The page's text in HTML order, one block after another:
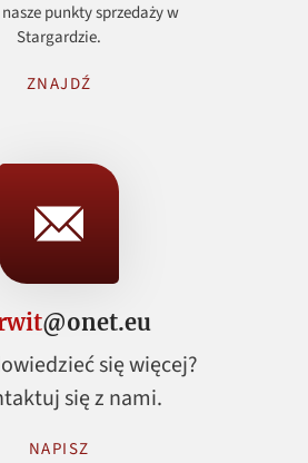
punkty sprzedaży w
Stargardzie.
ZNAJDŹ
@onet.eu
się więcej?
się z nami.
NAPISZ